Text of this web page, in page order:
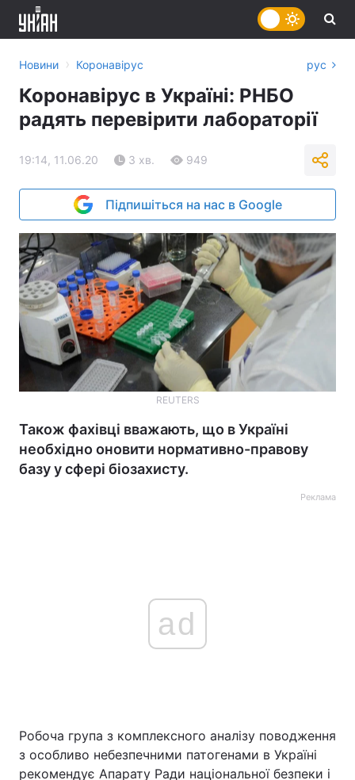
Новини › Коронавірус рус
Коронавірус в Україні: РНБО
радять перевірити лабораторії
19:14, 11.06.20 3 хв. 949
Підпишіться на нас в Google
REUTERS
Також фахівці вважають, що в Україні
необхідно оновити нормативно-правову
базу у сфері біозахисту.
Реклама
ad
Робоча група з комплексного аналізу поводження
з особливо небезпечними патогенами в Україні
рекомендує Апарату Ради національної безпеки і